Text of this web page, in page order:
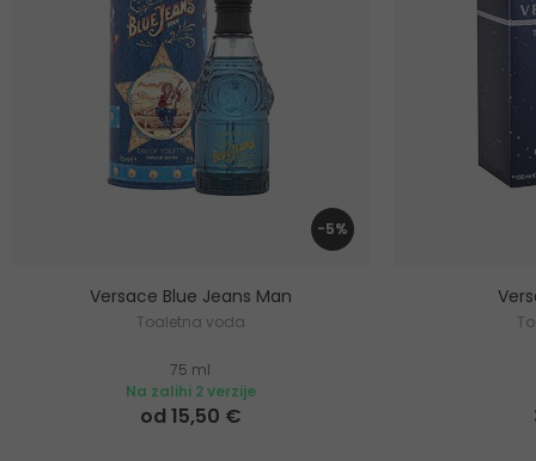
-5%
Versace Blue Jeans Man
Toaletna voda
75 ml
Na zalihi 2 verzije
od 15,50 €